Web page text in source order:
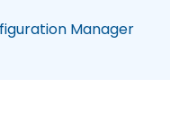
Manager